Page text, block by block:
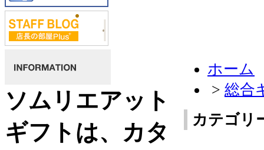
ホーム
> 総合
カテゴリ
ソムリエアット
ギフトは、カタ